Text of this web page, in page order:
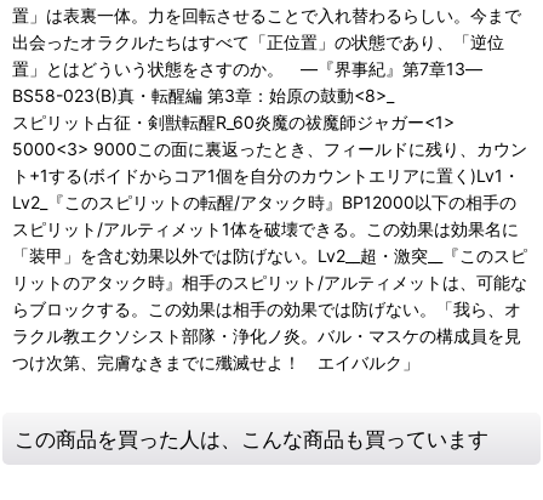
置」は表裏一体。力を回転させることで入れ替わるらしい。今まで
出会ったオラクルたちはすべて「正位置」の状態であり、「逆位
置」とはどういう状態をさすのか。 ―『界事紀』第7章13―
BS58-023(B)真・転醒編 第3章：始原の鼓動<8>_
スピリット占征・剣獣転醒R_60炎魔の祓魔師ジャガー<1>
5000<3> 9000この面に裏返ったとき、フィールドに残り、カウン
ト+1する(ボイドからコア1個を自分のカウントエリアに置く)Lv1・
Lv2_『このスピリットの転醒/アタック時』BP12000以下の相手の
スピリット/アルティメット1体を破壊できる。この効果は効果名に
「装甲」を含む効果以外では防げない。Lv2__超・激突__『このスピ
リットのアタック時』相手のスピリット/アルティメットは、可能な
らブロックする。この効果は相手の効果では防げない。「我ら、オ
ラクル教エクソシスト部隊・浄化ノ炎。バル・マスケの構成員を見
つけ次第、完膚なきまでに殲滅せよ！ エイバルク」
この商品を買った人は、こんな商品も買っています